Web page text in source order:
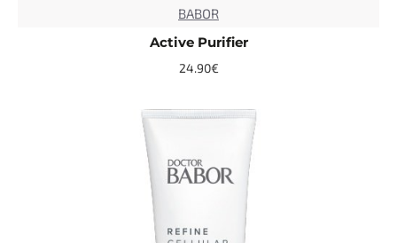
BABOR
Active Purifier
24.90€